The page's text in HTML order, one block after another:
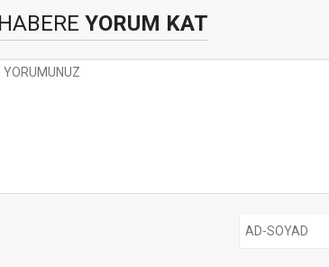
HABERE YORUM KAT